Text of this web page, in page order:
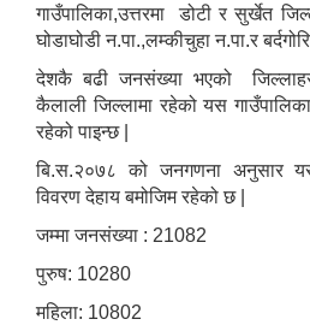
गाउँपालिका,उत्तरमा डोटी र सुर्खेत
घोडाघोडी न.पा.,लम्कीचुहा न.पा.र
देशकै बढी जनसंख्या भएको
कैलाली जिल्लामा रहेको यस
रहेको पाइन्छ |
बि.स.२०७८ को जनगणना अनुसार
विवरण देहाय बमोजिम रहेको छ |
जम्मा जनसंख्या : 21082
पुरुष: 10280
महिला: 10802